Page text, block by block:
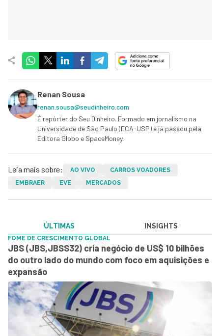
Renan Sousa
renan.sousa@seudinheiro.com
É repórter do Seu Dinheiro. Formado em jornalismo na
Universidade de São Paulo (ECA-USP) e já passou pela
Editora Globo e SpaceMoney.
Leia mais sobre: AO VIVO
CARROS VOADORES
EMBRAER
EVE MERCADOS
ÚLTIMAS IN$IGHTS
FOME DE CRESCIMENTO GLOBAL
JBS (JBS,JBSS32) cria negócio de US$ 10 bilhões
do outro lado do mundo com foco em aquisições e
expansão